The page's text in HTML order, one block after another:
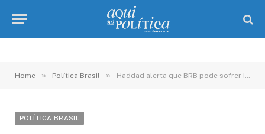
Home » Política Brasil » Haddad alerta que BRB pode sofrer intervenção se Governo do DF não aportar R$ 4 bilhões
POLÍTICA BRASIL